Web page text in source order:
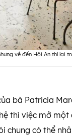
về đến Hội An thì lại
bà Patricia
thì việc mở
chung có thể